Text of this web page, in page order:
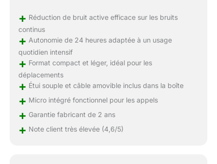
+ Réduction de bruit active efficace sur les bruits
continus
+ Autonomie de 24 heures adaptée à un usage
quotidien intensif
+ Format compact et léger, idéal pour les
déplacements
+ Étui souple et câble amovible inclus dans la boîte
+ Micro intégré fonctionnel pour les appels
+ Garantie fabricant de 2 ans
+ Note client très élevée (4,6/5)